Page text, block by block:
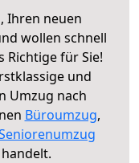
Ihren neuen
wollen schnell
Richtige für Sie!
und
Umzug nach
Büroumzug,
handelt.